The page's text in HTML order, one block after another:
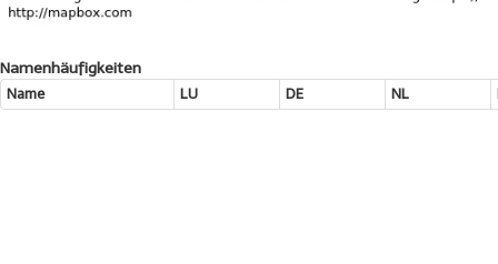
Namenhäufigkeiten
Name LU DE NL